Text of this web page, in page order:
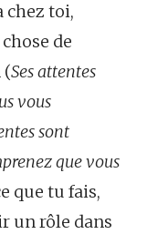
chez toi,
de
(Ses attentes
vous
sont
que vous
que tu fais,
un rôle dans